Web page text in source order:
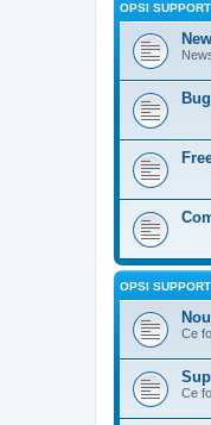
OPSI
OPSI
Ce
Ce